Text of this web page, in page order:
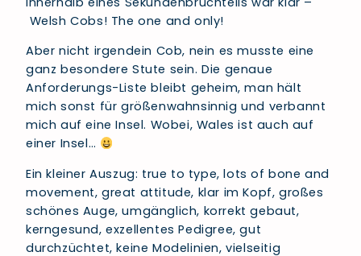
Welsh Cobs! The one and only!
Aber nicht irgendein Cob, nein es musste eine
ganz besondere Stute sein. Die genaue
Anforderungs-Liste bleibt geheim, man hält
mich sonst für größenwahnsinnig und verbannt
mich auf eine Insel. Wobei, Wales ist auch auf
einer Insel…
Ein kleiner Auszug: true to type, lots of bone and
movement, great attitude, klar im Kopf, großes
schönes Auge, umgänglich, korrekt gebaut,
kerngesund, exzellentes Pedigree, gut
durchzüchtet, keine Modelinien, vielseitig